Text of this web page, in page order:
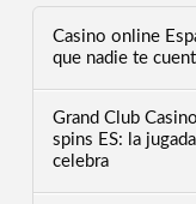
Casino online
que nadie te
Grand Club
spins ES: la
celebra